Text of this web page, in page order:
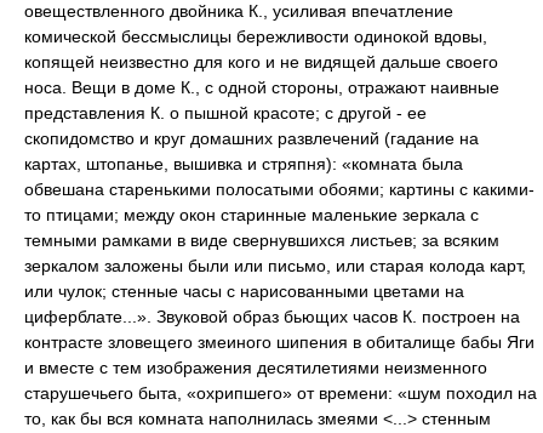
овеществленного двойника К., усиливая впечатление
комической бессмыслицы бережливости одинокой вдовы,
копящей неизвестно для кого и не видящей дальше своего
носа. Вещи в доме К., с одной стороны, отражают наивные
представления К. о пышной красоте; с другой - ее
скопидомство и круг домашних развлечений (гадание на
картах, штопанье, вышивка и стряпня): «комната была
обвешана старенькими полосатыми обоями; картины с какими-
то птицами; между окон старинные маленькие зеркала с
темными рамками в виде свернувшихся листьев; за всяким
зеркалом заложены были или письмо, или старая колода карт,
или чулок; стенные часы с нарисованными цветами на
циферблате...». Звуковой образ бьющих часов К. построен на
контрасте зловещего змеиного шипения в обиталище бабы Яги
и вместе с тем изображения десятилетиями неизменного
старушечьего быта, «охрипшего» от времени: «шум походил на
то, как бы вся комната наполнилась змеями <...> стенным